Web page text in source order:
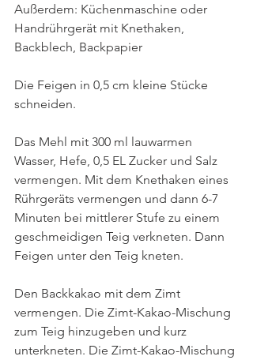
Außerdem: Küchenmaschine oder
Handrührgerät mit Knethaken,
Backblech, Backpapier
Die Feigen in 0,5 cm kleine Stücke
schneiden.
Das Mehl mit 300 ml lauwarmen
Wasser, Hefe, 0,5 EL Zucker und Salz
vermengen. Mit dem Knethaken eines
Rührgeräts vermengen und dann 6-7
Minuten bei mittlerer Stufe zu einem
geschmeidigen Teig verkneten. Dann
Feigen unter den Teig kneten.
Den Backkakao mit dem Zimt
vermengen. Die Zimt-Kakao-Mischung
zum Teig hinzugeben und kurz
unterkneten. Die Zimt-Kakao-Mischung